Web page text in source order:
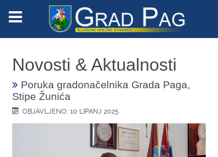
Novosti & Aktualnosti
Poruka gradonačelnika Grada Paga,
Stipe Žunića
OBJAVLJENO: 10 LIPANJ 2025